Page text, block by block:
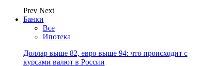
Prev Next
Банки
Все
Ипотека
Доллар выше 82, евро выше 94: что происходит с
курсами валют в России